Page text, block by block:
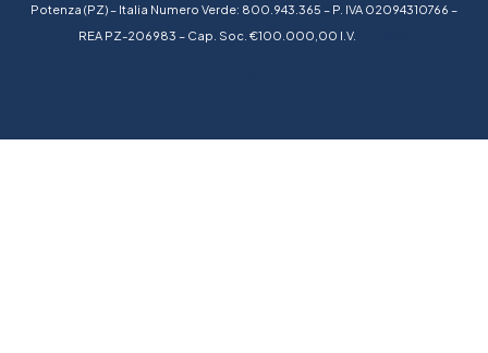
Potenza (PZ) – Italia Numero Verde: 800.943.365 – P. IVA 02094310766 –
REA PZ-206983 – Cap. Soc. €100.000,00 I.V.